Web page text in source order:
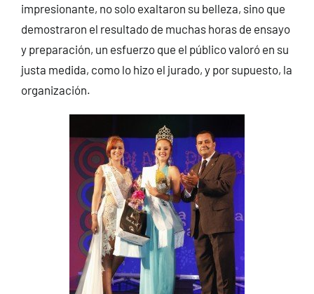
impresionante, no solo exaltaron su belleza, sino que
demostraron el resultado de muchas horas de ensayo
y preparación, un esfuerzo que el público valoró en su
justa medida, como lo hizo el jurado, y por supuesto, la
organización.